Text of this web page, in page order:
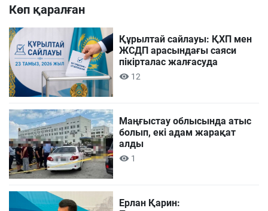
Көп қаралған
Құрылтай сайлауы: ҚХП мен
ЖСДП арасындағы саяси
пікірталас жалғасуда
12
Маңғыстау облысында атыс
болып, екі адам жарақат
алды
1
Ерлан Қарин: